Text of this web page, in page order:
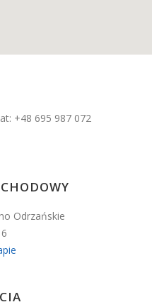
+48 695 987 072
Odrzańskie